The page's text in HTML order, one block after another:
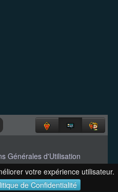
votre expérience utilisateur.
de Confidentialité
Générales d'Utilisation
Contact
Version 1.27